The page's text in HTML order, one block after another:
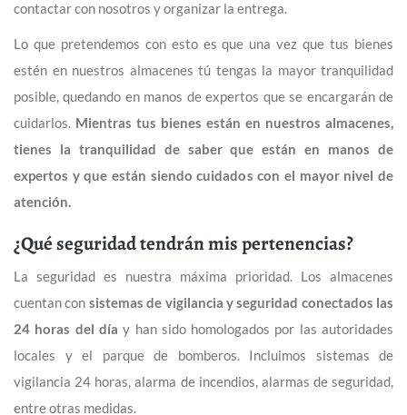
contactar con nosotros y organizar la entrega.
Lo que pretendemos con esto es que una vez que tus bienes
estén en nuestros almacenes tú tengas la mayor tranquilidad
posible, quedando en manos de expertos que se encargarán de
cuidarlos. Mientras tus bienes están en nuestros almacenes,
tienes la tranquilidad de saber que están en manos de
expertos y que están siendo cuidados con el mayor nivel de
atención.
¿Qué seguridad tendrán mis pertenencias?
La seguridad es nuestra máxima prioridad. Los almacenes
cuentan con sistemas de vigilancia y seguridad conectados las
24 horas del díay han sido homologados por las autoridades
locales y el parque de bomberos. Incluimos sistemas de
vigilancia 24 horas, alarma de incendios, alarmas de seguridad,
entre otras medidas.